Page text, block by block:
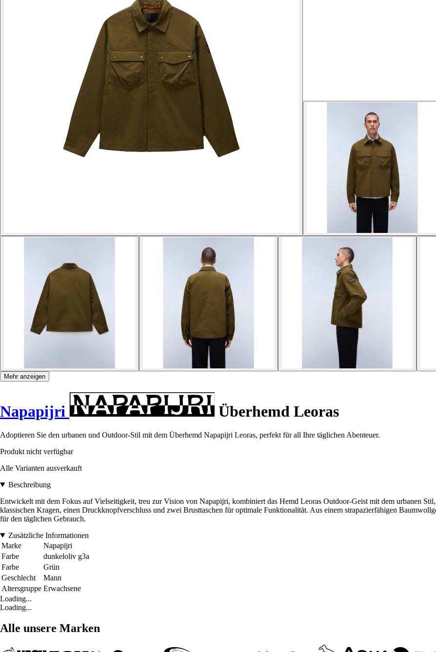
Mehr anzeigen
Napapijri Überhemd Leoras
Adoptieren Sie den urbanen und Outdoor-Stil mit dem Überhemd Napapijri Leoras, perfekt für all Ihre täglichen Abenteuer.
Produkt nicht verfügbar
Alle Varianten ausverkauft
Beschreibung
Entwickelt mit dem Fokus auf Vielseitigkeit, treu zur Vision von Napapijri, kombiniert das Hemd Leoras Outdoor-Geist mit dem urbanen
klassischen Kragen, einen Druckknopfverschluss und zwei Brusttaschen für optimale Funktionalität. Aus einem strapazierfähigen
für den täglichen Gebrauch.
Zusätzliche Informationen
Marke
Napapijri
Farbe
dunkeloliv g3a
Farbe
Grün
Geschlecht
Mann
Altersgruppe Erwachsene
Loading...
Loading...
Alle unsere Marken